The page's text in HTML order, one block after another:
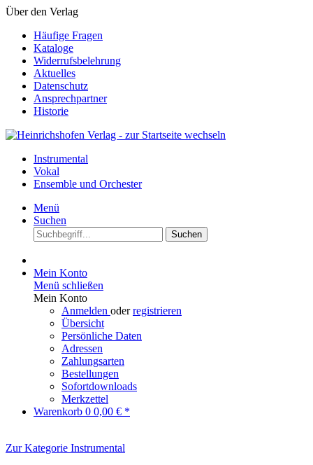
Über den Verlag
Häufige Fragen
Kataloge
Widerrufsbelehrung
Aktuelles
Datenschutz
Ansprechpartner
Historie
Instrumental
Vokal
Ensemble und Orchester
Menü
Suchen
Suchen
Mein Konto
Menü schließen
Mein Konto
Anmelden oderregistrieren
Übersicht
Persönliche Daten
Adressen
Zahlungsarten
Bestellungen
Sofortdownloads
Merkzettel
Warenkorb 0 0,00 € *
Zur Kategorie Instrumental